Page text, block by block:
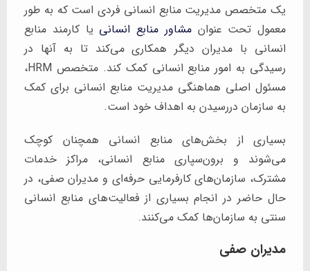
یک متخصص مدیریت منابع انسانی فردی است که به طور
معمول تحت عنوانمشاور منابع انسانی یا کارمند منابع
انسانی با مدیران دیگر همکاری می‌کند تا به آنها در
رسیدگی به امور منابع انسانی کمک کند. متخصص HRM،
مسئول اصلی هماهنگی مدیریت منابع انسانی برای کمک
به سازمان دررسیدن به اهداف خود است.
بسیاری از بخش‌های منابع انسانی همچنان کوچک
می‌شوند و برون‌سپاری منابع انسانی، مراکز خدمات
مشترک، سازمان‌های کارفرمایی حرفه‌ای و مدیران صفی، در
حال حاضر در انجام بسیاری از فعالیت‌های منابع انسانی
سنتی به سازمان‌ها کمک می‌کنند.
مدیران صفی